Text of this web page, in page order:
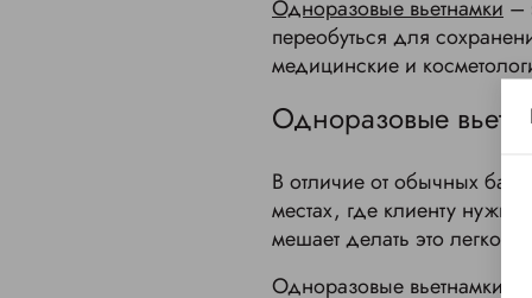
Одноразовые вьетнамки –
переобуться для
медицинские и
Одноразовые
В отличие от обычных
местах, где клиенту нужно
мешает делать это легко и
Одноразовые вьетнамки